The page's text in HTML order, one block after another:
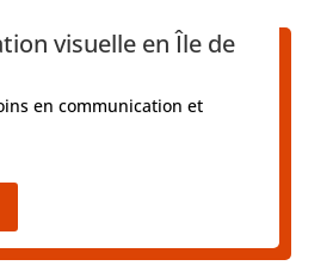
visuelle en Île de
en communication et